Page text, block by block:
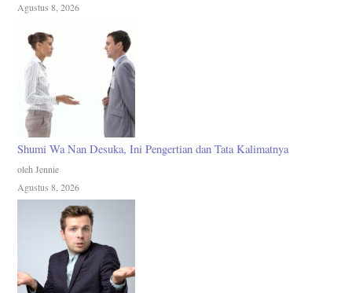
Agustus 8, 2026
Shumi Wa Nan Desuka, Ini Pengertian dan Tata Kalimatnya
oleh Jennie
Agustus 8, 2026